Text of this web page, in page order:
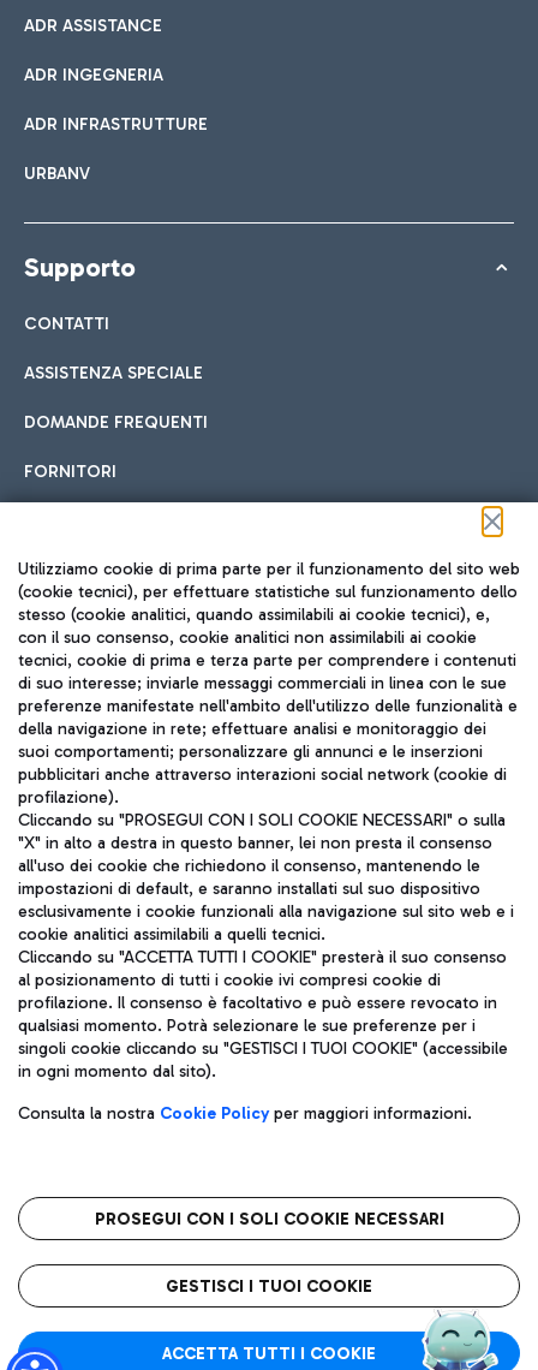
ADR ASSISTANCE
ADR INGEGNERIA
ADR INFRASTRUTTURE
URBANV
Supporto
CONTATTI
ASSISTENZA SPECIALE
DOMANDE FREQUENTI
FORNITORI
Seguici sui social
TRAVEL JOURNAL
ITA
Aeroporti di Roma S.p.A. - Società soggetta a direzione e
coordinamento di Mundys S.p.A.
Codice fiscale e Registro delle Imprese di Roma 13032990155 P.
IVA 06572251004
Capitale sociale 62.224.743,00 int. vers.
Sede legale: Via Pier Paolo Racchetti 1 - 00054 Fiumicino (RM)
telefono +39 06 65951
Privacy policy
Note legali
Roma FCO
L'aeroporto stellato
Utilizziamo cookie di prima parte per il funzionamento del sito web
(cookie tecnici), per effettuare statistiche sul funzionamento dello
stesso (cookie analitici, quando assimilabili ai cookie tecnici), e,
con il suo consenso, cookie analitici non assimilabili ai cookie
tecnici, cookie di prima e terza parte per comprendere i contenuti
di suo interesse; inviarle messaggi commerciali in linea con le sue
preferenze manifestate nell'ambito dell'utilizzo delle funzionalità e
della navigazione in rete; effettuare analisi e monitoraggio dei
suoi comportamenti; personalizzare gli annunci e le inserzioni
pubblicitari anche attraverso interazioni social network (cookie di
profilazione).
Cliccando su "PROSEGUI CON I SOLI COOKIE NECESSARI" o sulla
"X" in alto a destra in questo banner, lei non presta il consenso
all'uso dei cookie che richiedono il consenso, mantenendo le
impostazioni di default, e saranno installati sul suo dispositivo
esclusivamente i cookie funzionali alla navigazione sul sito web e i
cookie analitici assimilabili a quelli tecnici.
Cliccando su "ACCETTA TUTTI I COOKIE" presterà il suo consenso
al posizionamento di tutti i cookie ivi compresi cookie di
profilazione. Il consenso è facoltativo e può essere revocato in
qualsiasi momento. Potrà selezionare le sue preferenze per i
singoli cookie cliccando su "GESTISCI I TUOI COOKIE" (accessibile
in ogni momento dal sito).
Consulta la nostra Cookie Policyper maggiori informazioni.
PROSEGUI CON I SOLI COOKIE NECESSARI
GESTISCI I TUOI COOKIE
ACCETTA TUTTI I COOKIE